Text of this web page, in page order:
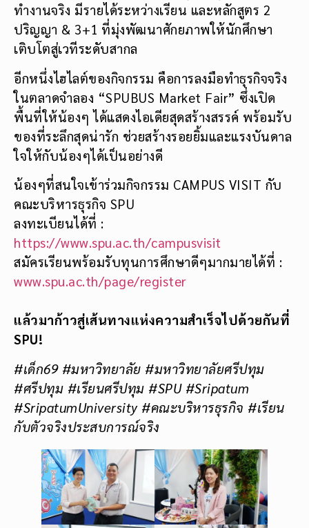
ทำงานจริง มีรายได้ระหว่างเรียน และหลักสูตร 2
ปริญญา & 3+1 ที่มุ่งพัฒนาศักยภาพให้นักศึกษา
เติบโตสู่เวทีระดับสากล
อีกหนึ่งไฮไลต์ของกิจกรรม คือการลงมือทำธุรกิจจริง
ในตลาดจำลอง “SPUBUS Market Fair” ซึ่งเปิด
พื้นที่ให้น้องๆ ได้แสดงไอเดียสุดสร้างสรรค์ พร้อมรับ
ของที่ระลึกสุดน่ารัก ช่วยสร้างรอยยิ้มและแรงบันดาล
ใจให้กับน้องๆได้เป็นอย่างดี
น้องๆที่สนใจเข้าร่วมกิจกรรม CAMPUS VISIT กับ
คณะบริหารธุรกิจ SPU
ลงทะเบียนได้ที่ :
https://www.spu.ac.th/campusvisit
สมัครเรียนพร้อมรับทุนการศึกษาดีๆมากมายได้ที่ :
www.spu.ac.th/page/register
แล้วมาก้าวสู่เส้นทางแห่งความสำเร็จไปด้วยกันที่
SPU!
#เด็ก69 #มหาวิทยาลัย #มหาวิทยาลัยศรีปทุม
#ศรีปทุม #เรียนศรีปทุม #SPU #Sripatum
#SripatumUniversity #คณะบริหารธุรกิจ #เรียน
กับตัวจริงประสบการณ์จริง